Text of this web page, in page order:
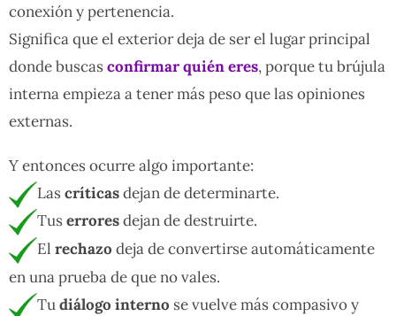
conexión y pertenencia.
Significa que el exterior deja de ser el lugar principal
donde buscas confirmar quién eres, porque tu brújula
interna empieza a tener más peso que las opiniones
externas.
Y entonces ocurre algo importante:
Las críticasdejan de determinarte.
Tus erroresdejan de destruirte.
El rechazo deja de convertirse automáticamente
en una prueba de que no vales.
Tudiálogo interno se vuelve más compasivo y